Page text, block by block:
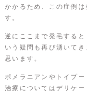
かかるため、この症例
す。
逆にここまで発毛する
いう疑問も再び湧いて
思います。
ポメラニアンやトイプ
治療についてはデリケ